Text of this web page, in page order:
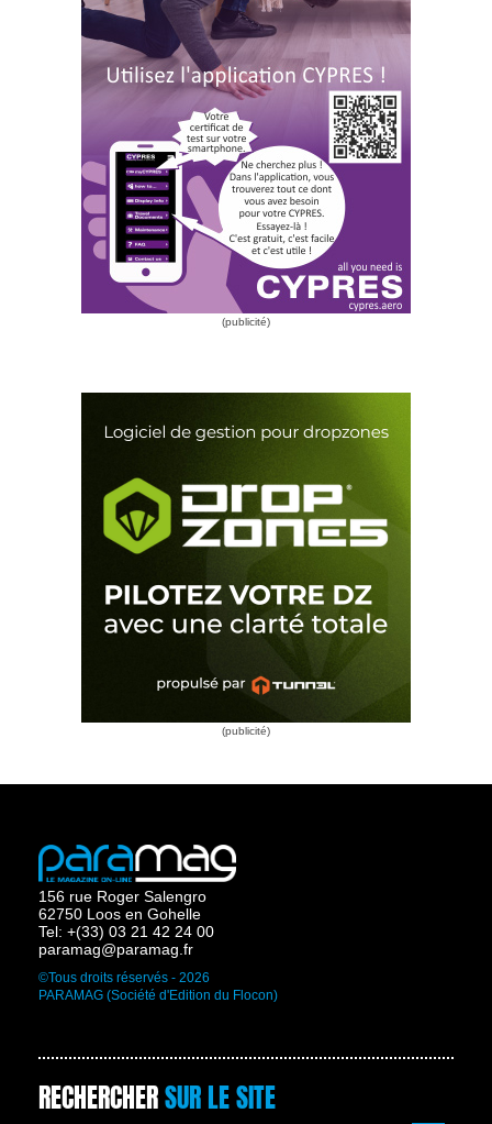
156 rue Roger Salengro
62750 Loos en Gohelle
Tel: +(33) 03 21 42 24 00
paramag@paramag.fr
©Tous droits réservés - 2026
PARAMAG (Société d'Edition du Flocon)
RECHERCHERSUR LE SITE